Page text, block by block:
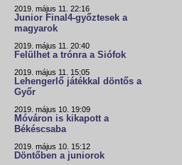
2019. május 11. 22:16
Junior Final4-győztesek a
magyarok
2019. május 11. 20:40
Felülhet a trónra a Siófok
2019. május 11. 15:05
Lehengerlő játékkal döntős a
Győr
2019. május 10. 19:09
Móváron is kikapott a
Békéscsaba
2019. május 10. 15:12
Döntőben a juniorok